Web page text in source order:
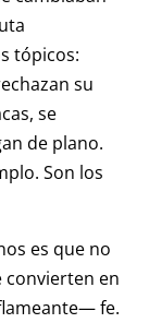
tópicos:
su
se
de plano.
Son los
es que no
convierten en
fe.